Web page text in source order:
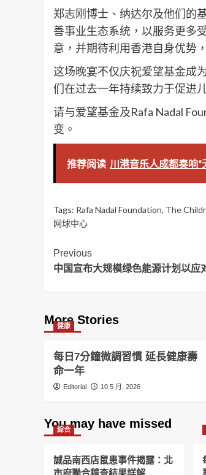
郑志刚博士、纳达尔及他们的
善事业生态系统，以服务更多
意，并期待利用香港自身优势
这场晚宴不仅庆祝爱望基金成
们在过去一年持续致力于促进
请与爱望基金及Rafa Nadal
变。
推荐阅读 川港音乐人成都奏响
Tags: Rafa Nadal Foundation, The
网球中心
Post
Navigation
Previous
中国宣布大规模绿色能源计划以应
More Stories
健康
每日7分鐘微調習慣 延長健康壽
命一年
Editorial 10 5 月, 2026
You may have missed
綜合
誠品南西店鼠患事件揭露：北
市府聯合稽查結果詳解